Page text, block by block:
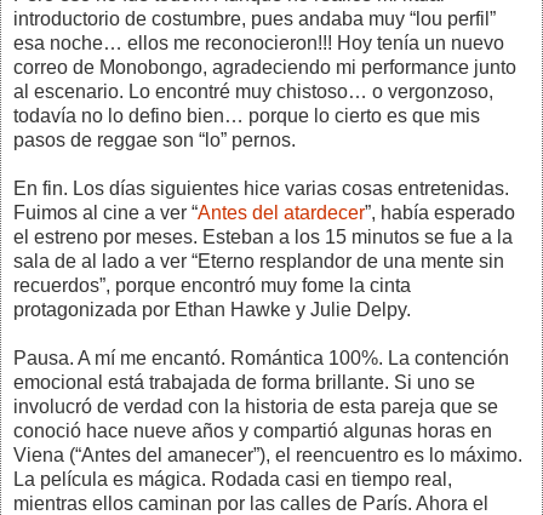
introductorio de costumbre, pues andaba muy “lou perfil”
esa noche… ellos me reconocieron!!! Hoy tenía un nuevo
correo de Monobongo, agradeciendo mi performance junto
al escenario. Lo encontré muy chistoso… o vergonzoso,
todavía no lo defino bien… porque lo cierto es que mis
pasos de reggae son “lo” pernos.
En fin. Los días siguientes hice varias cosas entretenidas.
Fuimos al cine a ver “Antes del atardecer”, había esperado
el estreno por meses. Esteban a los 15 minutos se fue a la
sala de al lado a ver “Eterno resplandor de una mente sin
recuerdos”, porque encontró muy fome la cinta
protagonizada por Ethan Hawke y Julie Delpy.
Pausa. A mí me encantó. Romántica 100%. La contención
emocional está trabajada de forma brillante. Si uno se
involucró de verdad con la historia de esta pareja que se
conoció hace nueve años y compartió algunas horas en
Viena (“Antes del amanecer”), el reencuentro es lo máximo.
La película es mágica. Rodada casi en tiempo real,
mientras ellos caminan por las calles de París. Ahora el